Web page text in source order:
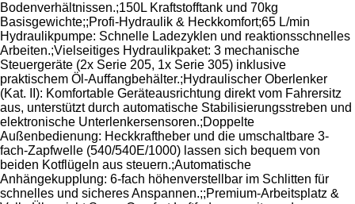
Bodenverhältnissen.;150L Kraftstofftank und 70kg
Basisgewichte;;Profi-Hydraulik & Heckkomfort;65 L/min
Hydraulikpumpe: Schnelle Ladezyklen und reaktionsschnelles
Arbeiten.;Vielseitiges Hydraulikpaket: 3 mechanische
Steuergeräte (2x Serie 205, 1x Serie 305) inklusive
praktischem Öl-Auffangbehälter.;Hydraulischer Oberlenker
(Kat. II): Komfortable Geräteausrichtung direkt vom Fahrersitz
aus, unterstützt durch automatische Stabilisierungsstreben und
elektronische Unterlenkersensoren.;Doppelte
Außenbedienung: Heckkraftheber und die umschaltbare 3-
fach-Zapfwelle (540/540E/1000) lassen sich bequem von
beiden Kotflügeln aus steuern.;Automatische
Anhängekupplung: 6-fach höhenverstellbar im Schlitten für
schnelles und sicheres Anspannen.;;Premium-Arbeitsplatz &